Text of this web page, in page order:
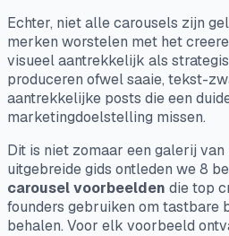
Echter, niet alle carousels zijn
merken worstelen met het
visueel aantrekkelijk als
produceren ofwel saaie, tekst-
aantrekkelijke posts die een
marketingdoelstelling missen.
Dit is niet zomaar een galerij van
uitgebreide gids ontleden we 8
carousel voorbeelden die top
founders gebruiken om tastbare
behalen. Voor elk voorbeeld